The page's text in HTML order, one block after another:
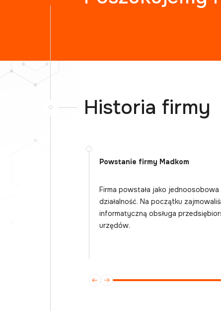
Historia firmy
Powstanie firmy Madkom
Firma powstała jako jednoosobowa
działalność. Na początku
informatyczną obsługa
urzędów.